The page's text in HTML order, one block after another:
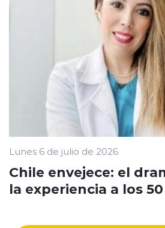
Lunes 6 de julio de 2026
Chile envejece: el
la experiencia a los 50